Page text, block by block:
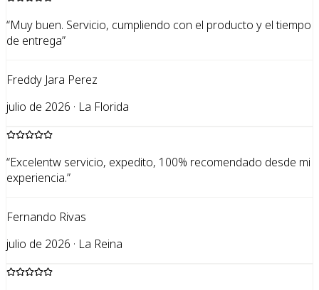
“Muy buen. Servicio, cumpliendo con el producto y el tiempo
de entrega”
Freddy Jara Perez
julio de 2026 · La Florida
“Excelentw servicio, expedito, 100% recomendado desde mi
experiencia.”
Fernando Rivas
julio de 2026 · La Reina